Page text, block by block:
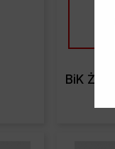
BiK